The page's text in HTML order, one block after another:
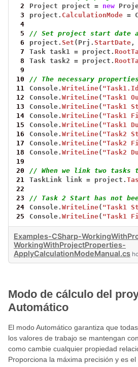
2
Project project = new
3
project. CalculationMode =
4
5
// Set project start date
6
project.Set (Prj.StartDate ,
7
Task task1 = project.
8
Task task2 = project.
9
10
// The necessary
11
Console.WriteLine(
12
Console.WriteLine( "Task1
13
Console.WriteLine( "Task1
14
Console.WriteLine( "Task1
15
Console.WriteLine( "Task1
16
Console.WriteLine( "Task2
17
Console.WriteLine( "Task2
18
Console.WriteLine( "Task2
19
20
// When we link two tasks
21
TaskLink link = project.
22
23
// Task 2 Start has not
24
Console.WriteLine( "Task1
25
Console.WriteLine( "Task1
Examples-CSharp-
WorkingWithProjectProperties-
ApplyCalculationModeManual.cs
Modo de cálculo del
Automático
El modo Automático garantiza que
los valores de trabajo se mantengan
como cambie cualquier propiedad
Proporciona la máxima precisión y es